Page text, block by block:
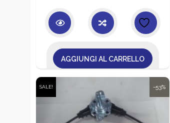
AGGIUNGI AL CARRELLO
-53%
SALE!